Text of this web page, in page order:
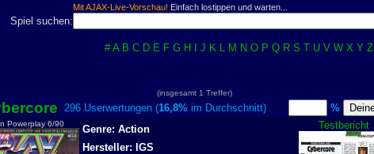
Mit AJAX-Live-Vorschau! Einfach lostippen und warten...
Spiel suchen:
# A B C D E F G H J K L M N O P Q R S T U V W X Y Z
(insgesamt 1 Treffer)
296 Userwertungen (16,8%im Durchschnitt) %
Powerplay 6/90 Testbericht
Genre: Action
Hersteller: IGS